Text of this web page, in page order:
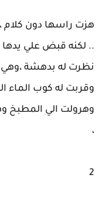
هزت راسها دون كلام
.. لكنه قبض علي
نظرت له بدهشة
وقربت له كوب الماء
وهرولت الي المطبخ
،
2